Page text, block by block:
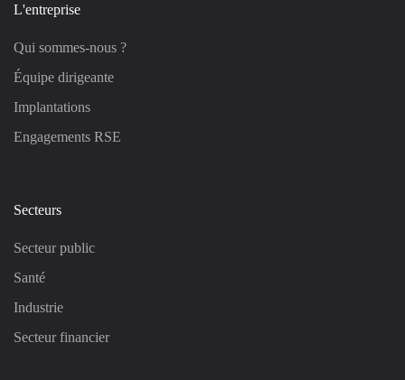
L'entreprise
Qui sommes-nous ?
Équipe dirigeante
Implantations
Engagements RSE
Secteurs
Secteur public
Santé
Industrie
Secteur financier